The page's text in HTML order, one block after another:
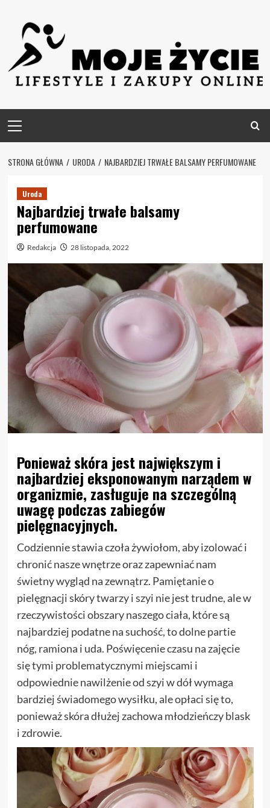
content
Menu
STRONA GŁÓWNA URODA NAJBARDZIEJ TRWAŁE BALSAMY PERFUMOWANE
Uroda
Najbardziej trwałe balsamy
perfumowane
Redakcja 28 listopada, 2022
Ponieważ skóra jest największym i
najbardziej eksponowanym narządem w
organizmie, zasługuje na szczególną
uwagę podczas zabiegów
pielęgnacyjnych.
Codziennie stawia czoła żywiołom, aby izolować i
chronić nasze wnętrze oraz zapewniać nam
świetny wygląd na zewnątrz. Pamiętanie o
pielęgnacji skóry twarzy i szyi nie jest trudne, ale w
rzeczywistości obszary naszego ciała, które są
najbardziej podatne na suchość, to dolne partie
nóg, ramiona i uda. Poświęcenie czasu na zajęcie
się tymi problematycznymi miejscami i
odpowiednie nawilżenie od szyi w dół wymaga
bardziej świadomego wysiłku, ale opłaci się to,
ponieważ skóra dłużej zachowa młodzieńczy blask
i zdrowie.